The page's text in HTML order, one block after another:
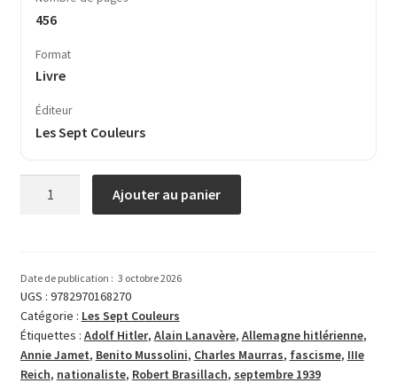
456
Format
Livre
Éditeur
Les Sept Couleurs
guerre
Ajouter au panier
Date de publication : 3 octobre 2026
UGS : 9782970168270
Catégorie : Les Sept Couleurs
Étiquettes : Adolf Hitler, Alain Lanavère, Allemagne hitlérienne,
Annie Jamet, Benito Mussolini, Charles Maurras, fascisme, IIIe
Reich, nationaliste, Robert Brasillach, septembre 1939